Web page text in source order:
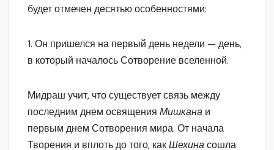
будет отмечен десятью особенностями:
1. Он пришелся на первый день недели — день,
в который началось Сотворение вселенной.
Мидраш учит, что существует связь между
последним днем освящения Мишкана и
первым днем Сотворения мира. От начала
Творения и вплоть до того, какШехинасошла